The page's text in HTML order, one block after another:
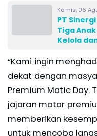
Kamis, 06
PT
Tiga
Kelola
“Kami ingin
dekat dengan
Premium Matic Day.
jajaran motor
memberikan
untuk mencoba